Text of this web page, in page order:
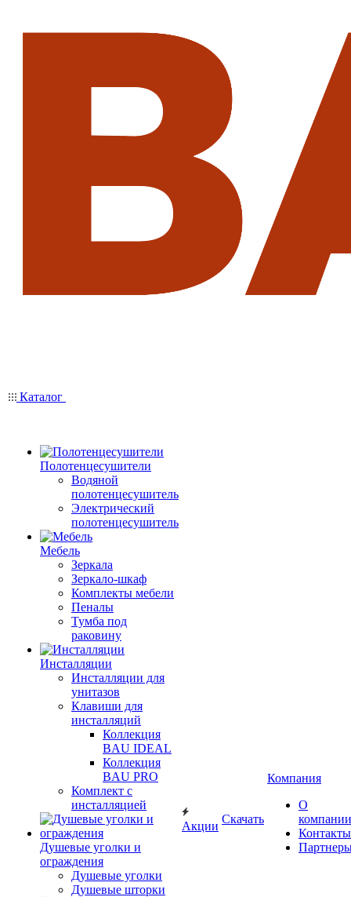
Каталог
Полотенцесушители
Водяной
полотенцесушитель
Электрический
полотенцесушитель
Мебель
Зеркала
Зеркало-шкаф
Комплекты мебели
Пеналы
Тумба под
раковину
Инсталляции
Инсталляции для
унитазов
Клавиши для
инсталляций
Коллекция
BAU IDEAL
Коллекция
BAU PRO
Комплект с
инсталляцией
Душевые уголки и
ограждения
Душевые уголки
Душевые шторки
Акции
Скачать
Компания
О
компании
Контакты